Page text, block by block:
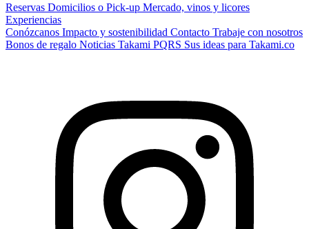
Reservas Domicilios o Pick-up Mercado, vinos y licores
Experiencias
Conózcanos Impacto y sostenibilidad Contacto Trabaje con nosotros
Bonos de regalo Noticias Takami PQRS Sus ideas para Takami.co